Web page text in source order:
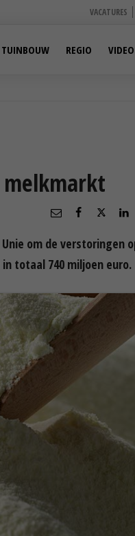
VACATURES
REGIO VIDEO
melkmarkt
om de verstoringen
totaal 740 miljoen euro.